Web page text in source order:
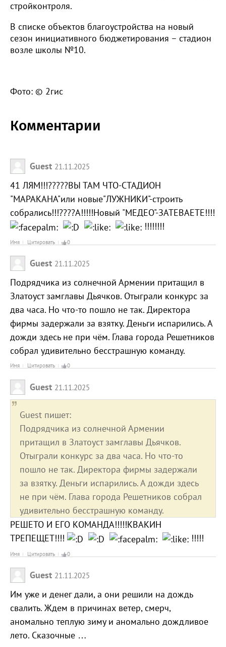
стройконтроля.
В списке объектов благоустройства на новый
сезон инициативного бюджетирования – стадион
возле школы №10.
Фото: © 2гис
Комментарии
Guest 21.11.2025
41 ЛЯМ!!!?????ВЫ ТАМ ЧТО-СТАДИОН
"МАРАКАНА"или новые"ЛУЖНИКИ"-строить
собрались!!!????А!!!!!Новый "МЕДЕО"-ЗАТЕВАЕТЕ!!!!
!!!!!!!!
Имя Цитировать 0
Guest 21.11.2025
Подрядчика из солнечной Армении притащил в
Златоуст замглавы Дьячков. Отыграли конкурс за
два часа. Но что-то пошло не так. Директора
фирмы задержали за взятку. Деньги испарились. А
дожди здесь не при чём. Глава города Решетников
собрал удивительно бесстрашную команду.
Имя Цитировать 0
Guest 21.11.2025
Guest пишет:
Подрядчика из солнечной Армении
притащил в Златоуст замглавы Дьячков.
Отыграли конкурс за два часа. Но что-то
пошло не так. Директора фирмы задержали
за взятку. Деньги испарились. А дожди здесь
не при чём. Глава города Решетников собрал
удивительно бесстрашную команду.
РЕШЕТО И ЕГО КОМАНДА!!!!!КВАКИН
ТРЕПЕЩЕТ!!!!
!!!!!
Имя Цитировать 0
Guest 21.11.2025
Им уже и денег дали, а они решили на дождь
свалить. Ждем в причинах ветер, смерч,
аномально теплую зиму и аномально дождливое
лето. Сказочные …